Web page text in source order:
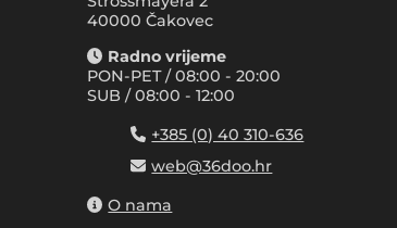
40000 Čakovec
Radno vrijeme
PON-PET / 08:00 - 20:00
SUB / 08:00 - 12:00
+385 (0) 40 310-636
web@36doo.hr
O nama